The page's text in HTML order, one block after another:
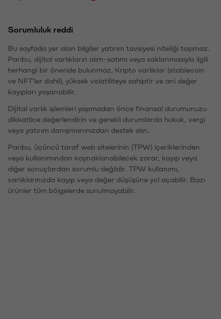
Sorumluluk reddi
Bu sayfada yer alan bilgiler yatırım tavsiyesi niteliği taşımaz.
Paribu, dijital varlıkların alım-satımı veya saklanmasıyla ilgili
herhangi bir öneride bulunmaz. Kripto varlıklar (stablecoin
ve NFT'ler dahil), yüksek volatiliteye sahiptir ve ani değer
kayıpları yaşanabilir.
Dijital varlık işlemleri yapmadan önce finansal durumunuzu
dikkatlice değerlendirin ve gerekli durumlarda hukuk, vergi
veya yatırım danışmanınızdan destek alın.
Paribu, üçüncü taraf web sitelerinin (TPW) içeriklerinden
veya kullanımından kaynaklanabilecek zarar, kayıp veya
diğer sonuçlardan sorumlu değildir. TPW kullanımı,
varlıklarınızda kayıp veya değer düşüşüne yol açabilir. Bazı
ürünler tüm bölgelerde sunulmayabilir.